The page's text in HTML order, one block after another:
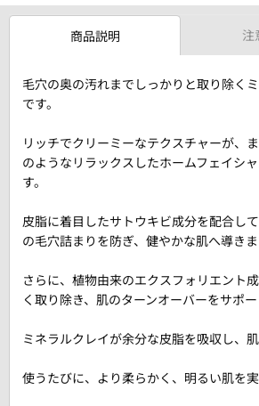
商品説明 注
毛穴の奥の汚れまでしっかりと取り除く
です。
リッチでクリーミーなテクスチャーが、
のようなリラックスしたホームフェイシ
す。
皮脂に着目したサトウキビ成分を配合し
の毛穴詰まりを防ぎ、健やかな肌へ導きま
さらに、植物由来のエクスフォリエント
く取り除き、肌のターンオーバーをサポー
ミネラルクレイが余分な皮脂を吸収し、肌
使うたびに、より柔らかく、明るい肌を実